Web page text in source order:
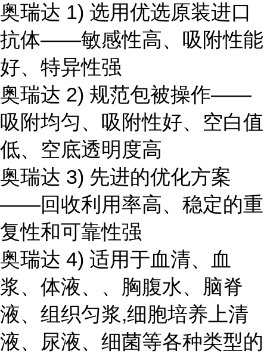
奥瑞达 1) 选用优选原装进口
抗体——敏感性高、吸附性能
好、特异性强
奥瑞达 2) 规范包被操作——
吸附均匀、吸附性好、空白值
低、空底透明度高
奥瑞达 3) 先进的优化方案
——回收利用率高、稳定的重
复性和可靠性强
奥瑞达 4) 适用于血清、血
浆、体液、、胸腹水、脑脊
液、组织匀浆,细胞培养上清
液、尿液、细菌等各种类型的